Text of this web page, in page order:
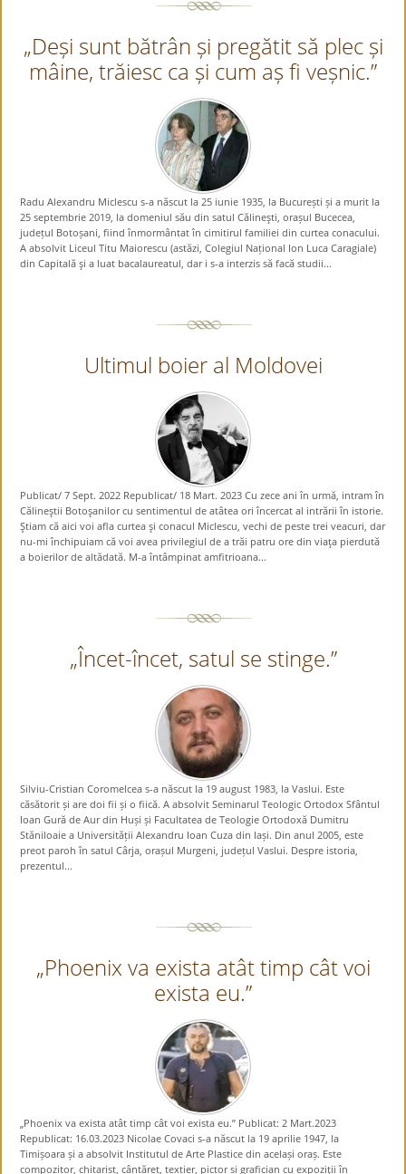
„Deși sunt bătrân și pregătit să plec și
mâine, trăiesc ca și cum aș fi veșnic.”
Radu Alexandru Miclescu s-a născut la 25 iunie 1935, la București și a murit la
25 septembrie 2019, la domeniul său din satul Călineşti, orașul Bucecea,
județul Botoșani, fiind înmormântat în cimitirul familiei din curtea conacului.
A absolvit Liceul Titu Maiorescu (astăzi, Colegiul Național Ion Luca Caragiale)
din Capitală şi a luat bacalaureatul, dar i s-a interzis să facă studii...
Ultimul boier al Moldovei
Publicat/ 7 Sept. 2022 Republicat/ 18 Mart. 2023 Cu zece ani în urmă, intram în
Călineştii Botoşanilor cu sentimentul de atâtea ori încercat al intrării în istorie.
Ştiam că aici voi afla curtea şi conacul Miclescu, vechi de peste trei veacuri, dar
nu-mi închipuiam că voi avea privilegiul de a trăi patru ore din viaţa pierdută
a boierilor de altădată. M-a întâmpinat amfitrioana...
„Încet-încet, satul se stinge.”
Silviu-Cristian Coromelcea s-a născut la 19 august 1983, la Vaslui. Este
căsătorit și are doi fii și o fiică. A absolvit Seminarul Teologic Ortodox Sfântul
Ioan Gură de Aur din Huși și Facultatea de Teologie Ortodoxă Dumitru
Stăniloaie a Universității Alexandru Ioan Cuza din Iași. Din anul 2005, este
preot paroh în satul Cârja, orașul Murgeni, județul Vaslui. Despre istoria,
prezentul...
„Phoenix va exista atât timp cât voi
exista eu.”
„Phoenix va exista atât timp cât voi exista eu.” Publicat: 2 Mart.2023
Republicat: 16.03.2023 Nicolae Covaci s-a născut la 19 aprilie 1947, la
Timișoara și a absolvit Institutul de Arte Plastice din același oraș. Este
compozitor, chitarist, cântăreț, textier, pictor și grafician cu expoziţii în